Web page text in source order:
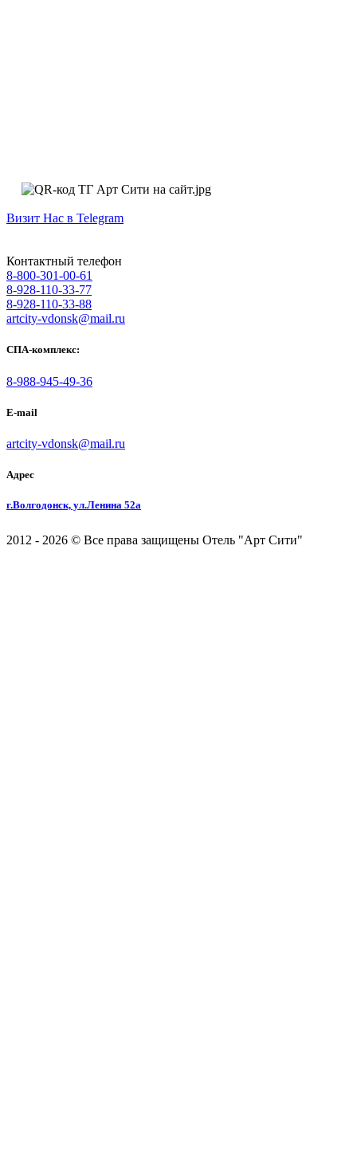
Визит Нас в Telegram
Контактный телефон
8-800-301-00-61
8-928-110-33-77
8-928-110-33-88
artcity-vdonsk@mail.ru
СПА-комплекс:
8-988-945-49-36
E-mail
artcity-vdonsk@mail.ru
Адрес
г.Волгодонск, ул.Ленина 52а
2012 - 2026 © Все права защищены Отель "Арт Сити"